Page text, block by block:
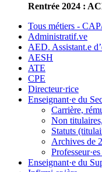
Rentrée 2024 :
Tous métiers -
Administratif.ve
AED. Assistant.e
AESH
ATE
CPE
Directeur·rice
Enseignant·e du
Carrière,
Non
Statuts
Archives de
Enseignant·e du